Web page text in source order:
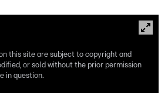
this site are subject to copyright and
or sold without the prior permission
in question.